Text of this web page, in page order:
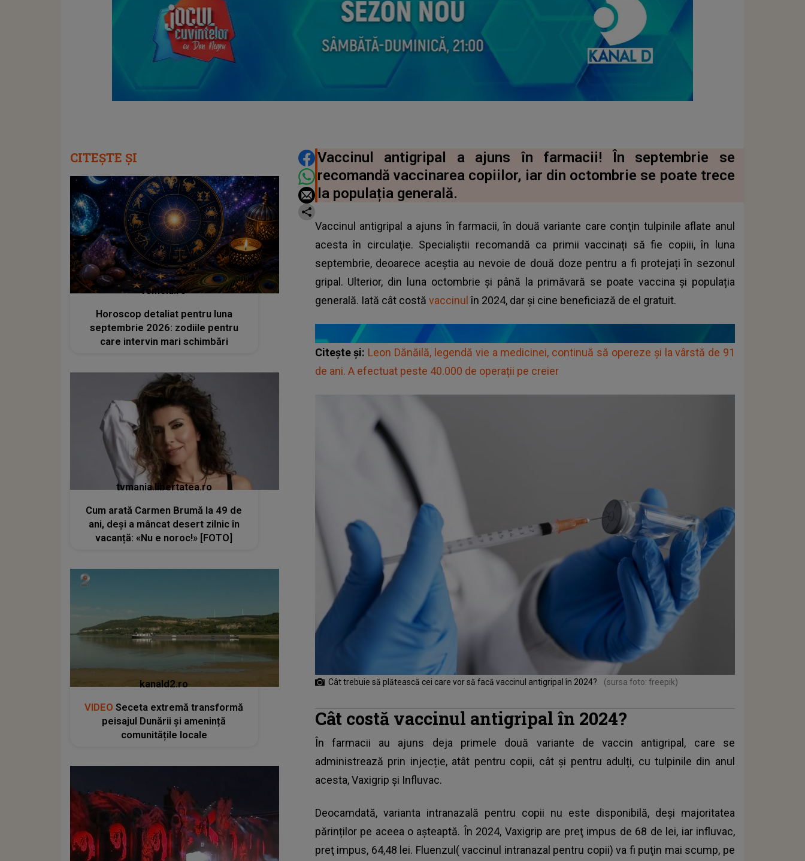
DISTRIBUIE ARTICOLUL
Vaccinul antigripal a ajuns în farmacii! În septembrie se
recomandă vaccinarea copiilor, iar din octombrie se poate trece
la populația generală.
Vaccinul antigripal a ajuns în farmacii, în două variante care conţin tulpinile aflate anul
acesta în circulaţie. Specialiștii recomandă ca primii vaccinați să fie copiii, în luna
septembrie, deoarece aceștia au nevoie de două doze pentru a fi protejați în sezonul
gripal. Ulterior, din luna octombrie și până la primăvară se poate vaccina și populația
generală. Iată cât costă vaccinulîn 2024, dar și cine beneficiază de el gratuit.
Citește și: Leon Dănăilă, legendă vie a medicinei, continuă să opereze și la vârstă de 91
de ani. A efectuat peste 40.000 de operații pe creier
Cât trebuie să plătească cei care vor să facă vaccinul antigripal în 2024? (sursa foto: freepik)
Cât costă vaccinul antigripal în 2024?
În farmacii au ajuns deja primele două variante de vaccin antigripal, care se
administrează prin injecție, atât pentru copii, cât și pentru adulți, cu tulpinile din anul
acesta, Vaxigrip şi Influvac.
Deocamdată, varianta intranazală pentru copii nu este disponibilă, deși majoritatea
părinților pe aceea o așteaptă. În 2024, Vaxigrip are preţ impus de 68 de lei, iar influvac,
preţ impus, 64,48 lei. Fluenzul( vaccinul intranazal pentru copii) va fi puţin mai scump, pe
CITEȘTE ȘI
femeia.ro
Horoscop detaliat pentru luna
septembrie 2026: zodiile pentru
care intervin mari schimbări
tvmania.libertatea.ro
Cum arată Carmen Brumă la 49 de
ani, deși a mâncat desert zilnic în
vacanță: «Nu e noroc!» [FOTO]
kanald2.ro
VIDEO Seceta extremă transformă
peisajul Dunării și amenință
comunitățile locale